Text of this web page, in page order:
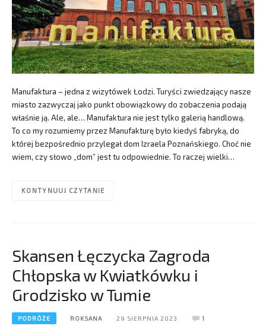
Manufaktura – jedna z wizytówek Łodzi. Turyści zwiedzający nasze
miasto zazwyczaj jako punkt obowiązkowy do zobaczenia podają
właśnie ją. Ale, ale… Manufaktura nie jest tylko galerią handlową.
To co my rozumiemy przez Manufakturę było kiedyś fabryką, do
której bezpośrednio przylegał dom Izraela Poznańskiego. Choć nie
wiem, czy słowo „dom” jest tu odpowiednie. To raczej wielki…
KONTYNUUJ CZYTANIE
Skansen Łęczycka Zagroda
Chłopska w Kwiatkówku i
Grodzisko w Tumie
PODRÓŻE ROKSANA 29 SIERPNIA 2023 1